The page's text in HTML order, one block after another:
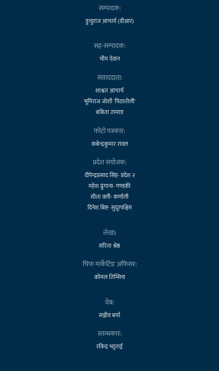
सम्पादक:
डुन्डुराज आचार्य (डीआर)
सह-सम्पादक:
भीम देवान
संवाददाता:
शाश्वत आचार्य
भूमिराज जोशी 'पिठातोली'
बबिता तामाङ
फोटो पत्रकार:
कबेन्द्रकुमार रावल
प्रदेश संयोजक:
दीपेन्द्रप्रसाद सिंह- प्रदेश २
महेश ढुंगाना- गण्डकी
सीता वली- कर्णाली
दिनेश बिष्ट- सुदूरपश्चिम
लेखा:
सरिता श्रेष्ठ
चिफ मार्केटिङ अफिसर:
कोमल तिम्सिना
वेब:
सञ्जीव बर्मा
स्तम्भकार:
रविन्द्र भट्टराई